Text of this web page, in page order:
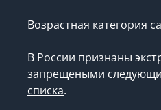
Возрастная категория
В России признаны
запрещеными
списка.